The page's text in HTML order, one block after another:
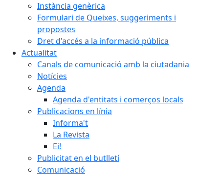
Instància genèrica
Formulari de Queixes, suggeriments i
propostes
Dret d'accés a la informació pública
Actualitat
Canals de comunicació amb la ciutadania
Notícies
Agenda
Agenda d'entitats i comerços locals
Publicacions en línia
Informa't
La Revista
Ei!
Publicitat en el butlletí
Comunicació